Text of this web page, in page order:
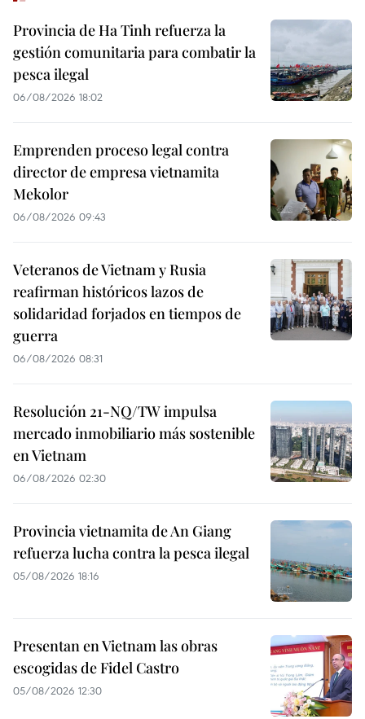
Provincia de Ha Tinh refuerza la
gestión comunitaria para combatir la
pesca ilegal
06/08/2026 18:02
Emprenden proceso legal contra
director de empresa vietnamita
Mekolor
06/08/2026 09:43
Veteranos de Vietnam y Rusia
reafirman históricos lazos de
solidaridad forjados en tiempos de
guerra
06/08/2026 08:31
Resolución 21-NQ/TW impulsa
mercado inmobiliario más sostenible
en Vietnam
06/08/2026 02:30
Provincia vietnamita de An Giang
refuerza lucha contra la pesca ilegal
05/08/2026 18:16
Presentan en Vietnam las obras
escogidas de Fidel Castro
05/08/2026 12:30